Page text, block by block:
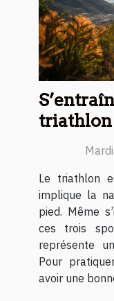
triathlon
secrets
Le triathlon
implique la
pied. Même
ces trois
représente
Pour
avoir une